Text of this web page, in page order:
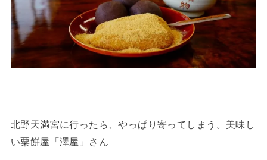
北野天満宮に行ったら、やっぱり寄ってしまう。美味し
い粟餅屋「澤屋」さん